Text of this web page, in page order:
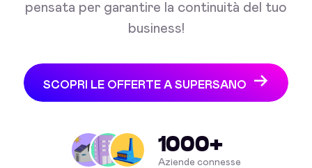
pensata per garantire la continuità del tuo
business!
SCOPRI LE OFFERTE A SUPERSANO
1000+
Aziende connesse